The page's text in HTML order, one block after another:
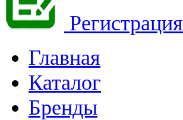
Регистрация
Главная
Каталог
Бренды